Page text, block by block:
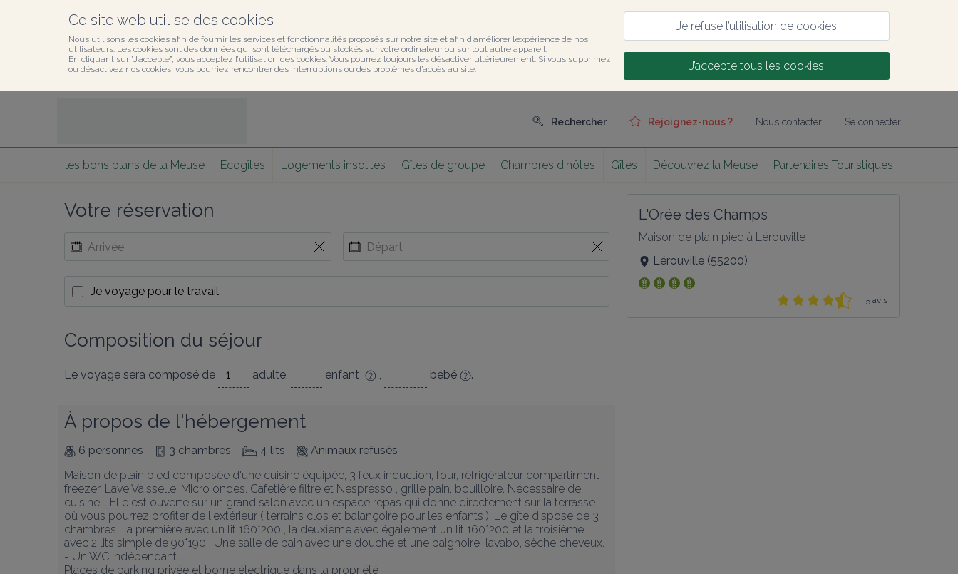
Ce site web utilise des cookies
Nous utilisons les cookies afin de fournir les services et fonctionnalités proposés sur notre site et afin d’améliorer l’expérience de nos
utilisateurs. Les cookies sont des données qui sont téléchargés ou stockés sur votre ordinateur ou sur tout autre appareil.
En cliquant sur ”J’accepte”, vous acceptez l’utilisation des cookies. Vous pourrez toujours les désactiver ultérieurement. Si vous supprimez
ou désactivez nos cookies, vous pourriez rencontrer des interruptions ou des problèmes d’accès au site.
Je refuse l’utilisation de cookies
J’accepte tous les cookies
Rechercher Rejoignez-nous ? Nous contacter Se connecter
les bons plans de la Meuse Ecogîtes Logements insolites Gîtes de groupe Chambres d'hôtes Gîtes Découvrez la Meuse Partenaires Touristiques
Votre réservation
Je voyage pour le travail
Composition du séjour
Le voyage sera composé de adulte, enfant , bébé .
À propos de l'hébergement
6 personnes 3 chambres 4 lits
Animaux refusés
Maison de plain pied composée d'une cuisine équipée, 3 feux induction, four, réfrigérateur compartiment
freezer, Lave Vaisselle. Micro ondes. Cafetière filtre et Nespresso , grille pain, bouilloire. Nécessaire de
cuisine. . Elle est ouverte sur un grand salon avec un espace repas qui donne directement sur la terrasse
où vous pourrez profiter de l'extérieur ( terrains clos et balançoire pour les enfants ). Le gîte dispose de 3
chambres : la première avec un lit 160*200 , la deuxième avec également un lit 160*200 et la troisième
avec 2 lits simple de 90*190 . Une salle de bain avec une douche et une baignoire  lavabo, sèche cheveux.
- Un WC indépendant .
Places de parking privée et borne électrique dans la propriété
L'Orée des Champs
Maison de plain pied à Lérouville
Lérouville (55200)
5 avis